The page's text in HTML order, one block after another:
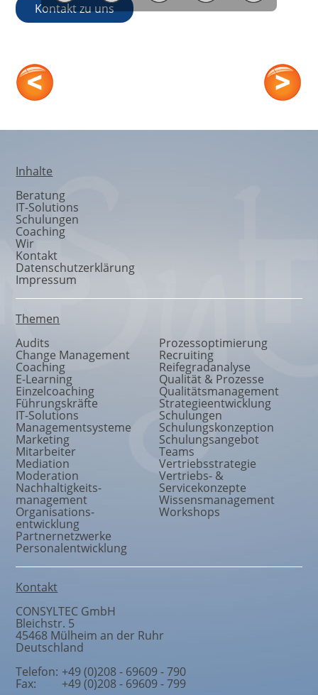
Kontakt zu uns
Inhalte
Beratung
IT-Solutions
Schulungen
Coaching
Wir
Kontakt
Datenschutzerklärung
Impressum
Themen
Audits
Change Management
Coaching
E-Learning
Einzelcoaching
Führungskräfte
IT-Solutions
Managementsysteme
Marketing
Mitarbeiter
Mediation
Moderation
Nachhaltigkeits-
management
Organisations-
entwicklung
Partnernetzwerke
Personalentwicklung
Prozessoptimierung
Recruiting
Reifegradanalyse
Qualität & Prozesse
Qualitätsmanagement
Strategieentwicklung
Schulungen
Schulungskonzeption
Schulungsangebot
Teams
Vertriebsstrategie
Vertriebs- &
Servicekonzepte
Wissensmanagement
Workshops
Kontakt
CONSYLTEC GmbH
Bleichstr. 5
45468 Mülheim an der Ruhr
Deutschland
Telefon: +49 (0)208 - 69609 - 790
Fax: +49 (0)208 - 69609 - 799